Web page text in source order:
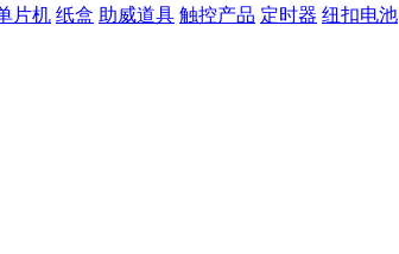
片机 纸盒 助威道具 触控产品 定时器 纽扣电池